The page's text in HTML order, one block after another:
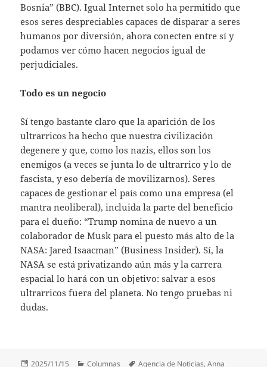
Bosnia” (BBC). Igual Internet solo ha permitido que
esos seres despreciables capaces de disparar a seres
humanos por diversión, ahora conecten entre sí y
podamos ver cómo hacen negocios igual de
perjudiciales.
Todo es un negocio
Sí tengo bastante claro que la aparición de los
ultrarricos ha hecho que nuestra civilización
degenere y que, como los nazis, ellos son los
enemigos (a veces se junta lo de ultrarrico y lo de
fascista, y eso debería de movilizarnos). Seres
capaces de gestionar el país como una empresa (el
mantra neoliberal), incluida la parte del beneficio
para el dueño: “Trump nomina de nuevo a un
colaborador de Musk para el puesto más alto de la
NASA: Jared Isaacman” (Business Insider). Sí, la
NASA se está privatizando aún más y la carrera
espacial lo hará con un objetivo: salvar a esos
ultrarricos fuera del planeta. No tengo pruebas ni
dudas.
Publicado
2025/11/15 Categorías
Columnas Etiquetas
Agencia de Noticias,Anna